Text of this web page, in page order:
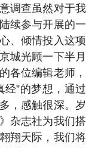
调查虽然对于我
续参与开展的一
、倾情投入这项
城光顾一下半月
各位编辑老师，
经”的梦想，通过
，感触很深。岁
杂志社为我们搭
翔天际，我们将